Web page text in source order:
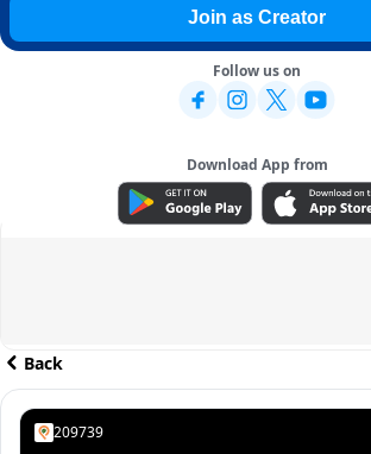
Join as Creator
Follow us on
Download App from
ADVERTISEMENT
Back
209739